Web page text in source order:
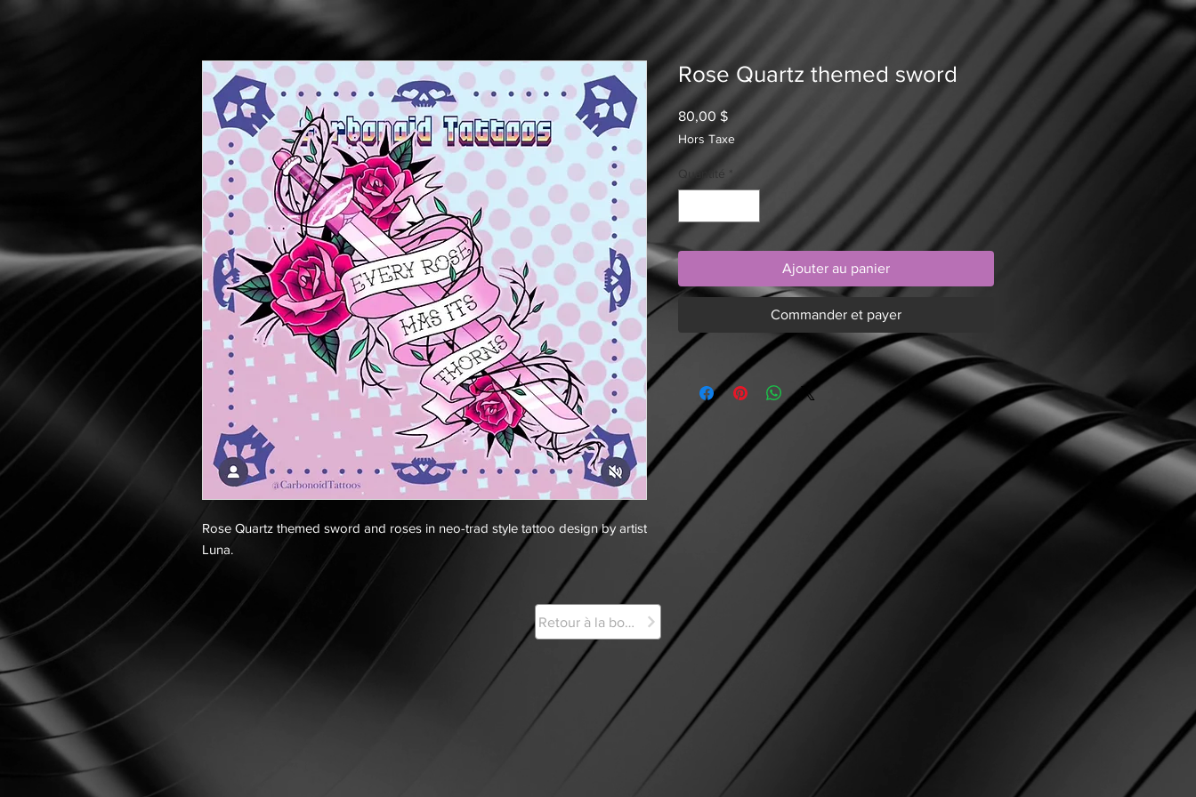
Rose Quartz themed sword and roses in neo-trad style tattoo design by artist
Luna.
Rose Quartz themed sword
80,00 $Prix
Hors Taxe
Quantité *
Ajouter au panier
Commander et payer
Retour à la boutique